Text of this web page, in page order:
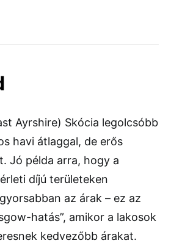
Ayrshire) Skócia legolcsóbb
havi átlaggal, de erős
Jó példa arra, hogy a
díjú területeken
az árak – ez az
hatás”, amikor a lakosok
kedvezőbb árakat.